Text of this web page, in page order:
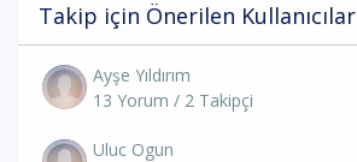
Takip için Önerilen Kullanıcılar
Ayşe Yıldırım
13 Yorum / 2 Takipçi
Uluc Ogun